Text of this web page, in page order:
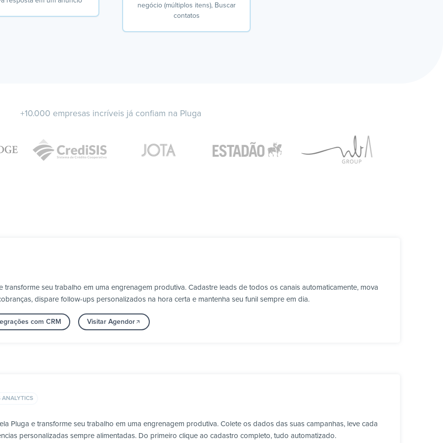
negócio (múltiplos itens), Buscar
contatos
+10.000 empresas incríveis já confiam na Pluga
transforme seu trabalho em uma engrenagem produtiva. Cadastre leads de todos os canais automaticamente, mova
dispare follow-ups personalizados na hora certa e mantenha seu funil sempre em dia.
com CRM Visitar Agendor
ANALYTICS
Pluga e transforme seu trabalho em uma engrenagem produtiva. Colete os dados das suas campanhas, leve cada
personalizadas sempre alimentadas. Do primeiro clique ao cadastro completo, tudo automatizado.